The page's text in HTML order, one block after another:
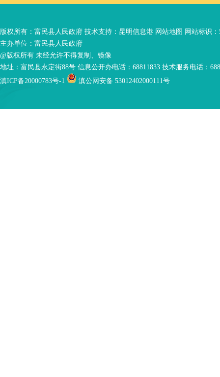
版权所有：富民县人民政府 技术支持： 昆明信息港 网站地图 网站标识：
主办单位：富民县人民政府
@版权所有 未经允许不得复制、镜像
地址：富民县永定街88号 信息公开办电话：68811833 技术服务电话：
滇ICP备20000783号-1
滇公网安备 53012402000111号